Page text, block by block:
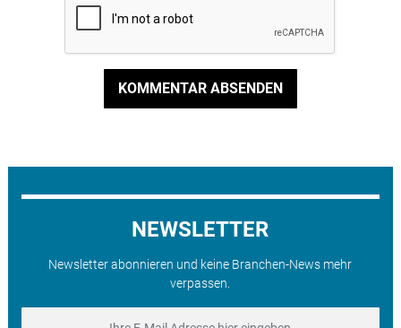
KOMMENTAR ABSENDEN
NEWSLETTER
Newsletter abonnieren und keine Branchen-News mehr
verpassen.